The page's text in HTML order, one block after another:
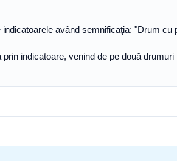
având semnificaţia: "Drum
indicatoare, venind de pe două